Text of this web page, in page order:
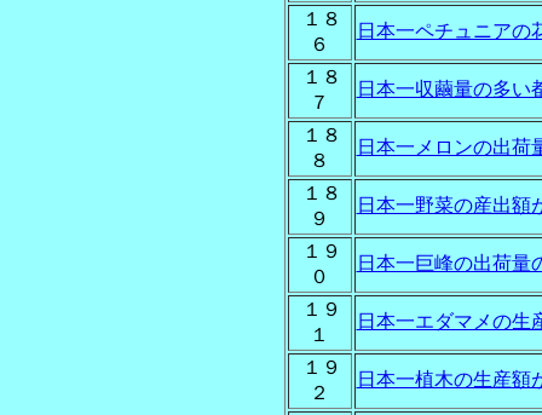
１８
６
日本一ペチュニアの
１８
７
日本一収繭量の多い
１８
８
日本一メロンの出荷
１８
９
日本一野菜の産出額
１９
０
日本一巨峰の出荷量
１９
１
日本一エダマメの生
１９
２
日本一植木の生産額